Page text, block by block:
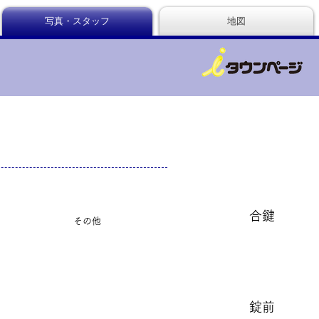
合鍵
錠前
写真・スタッフ 地図
その他